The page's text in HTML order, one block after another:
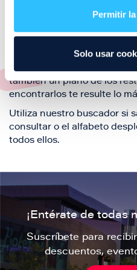
Permitir
Solo usar
también de nuestra oferta
podrás encontrar toda la
cada una de nuestras
también un plano de los
encontrarlos te resulte lo
Utiliza nuestro buscador si
consultar o el alfabeto
todos ellos.
¡Entérate de todas
Suscríbete para
descuentos,